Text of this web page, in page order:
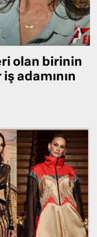
olan birinin
adamının